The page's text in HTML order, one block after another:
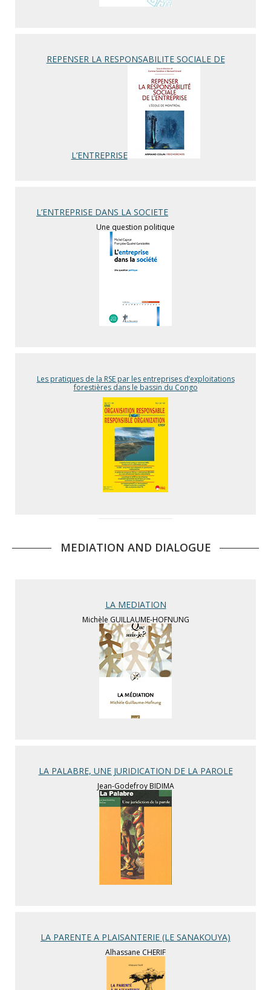
REPENSER LA RESPONSABILITE SOCIALE DE
L’ENTREPRISE
L’ENTREPRISE DANS LA SOCIETE
Une question politique
Les pratiques de la RSE par les entreprises d’exploitations
forestières dans le bassin du Congo
MEDIATION AND DIALOGUE
LA MEDIATION
Michèle GUILLAUME-HOFNUNG
LA PALABRE, UNE JURIDICATION DE LA PAROLE
Jean-Godefroy BIDIMA
LA PARENTE A PLAISANTERIE (LE SANAKOUYA)
Alhassane CHERIF